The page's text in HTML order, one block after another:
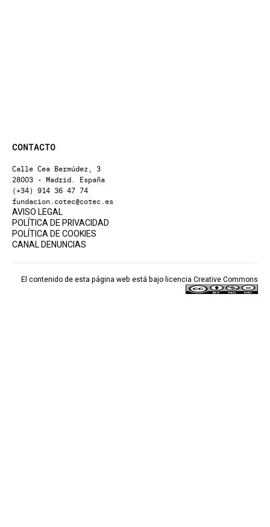
CONTACTO
Calle Cea Bermúdez, 3
28003 - Madrid. España
(+34) 914 36 47 74
fundacion.cotec@cotec.es
AVISO LEGAL
POLÍTICA DE PRIVACIDAD
POLÍTICA DE COOKIES
CANAL DENUNCIAS
El contenido de esta página web está bajo licencia Creative Commons